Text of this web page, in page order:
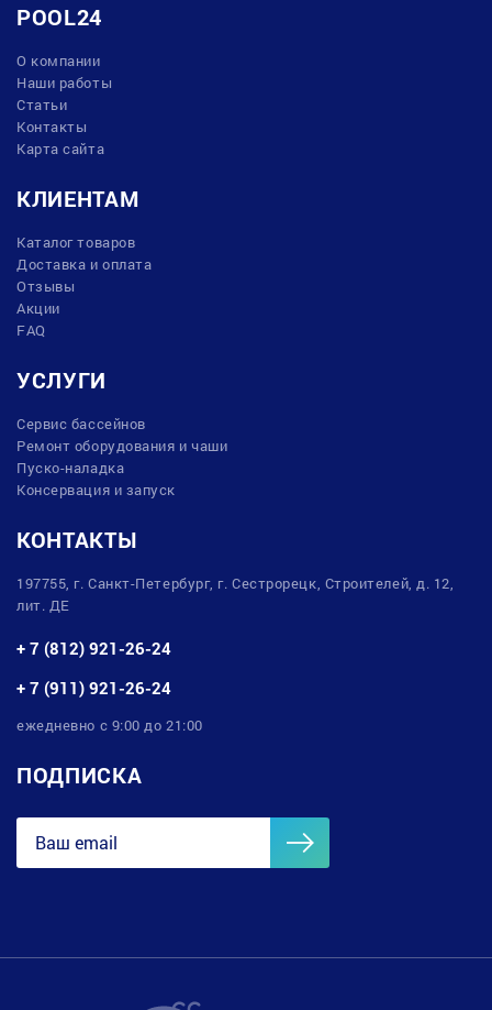
POOL24
О компании
Наши работы
Статьи
Контакты
Карта сайта
КЛИЕНТАМ
Каталог товаров
Доставка и оплата
Отзывы
Акции
FAQ
УСЛУГИ
Сервис бассейнов
Ремонт оборудования и чаши
Пуско-наладка
Консервация и запуск
КОНТАКТЫ
197755, г. Санкт-Петербург, г. Сестрорецк, Строителей, д. 12,
лит. ДЕ
+ 7 (812) 921-26-24
+ 7 (911) 921-26-24
ежедневно с 9:00 до 21:00
ПОДПИСКА